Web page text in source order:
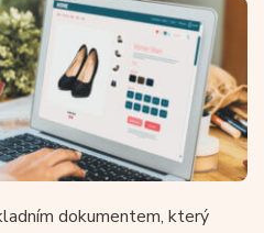
dokumentem, který